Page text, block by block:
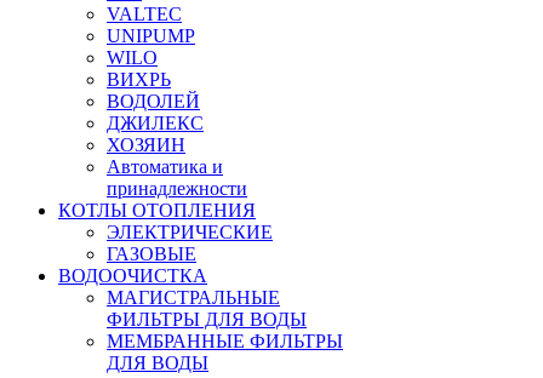
VALTEC
UNIPUMP
WILO
ВИХРЬ
ВОДОЛЕЙ
ДЖИЛЕКС
ХОЗЯИН
Автоматика и
принадлежности
КОТЛЫ ОТОПЛЕНИЯ
ЭЛЕКТРИЧЕСКИЕ
ГАЗОВЫЕ
ВОДООЧИСТКА
МАГИСТРАЛЬНЫЕ
ФИЛЬТРЫ ДЛЯ ВОДЫ
МЕМБРАННЫЕ ФИЛЬТРЫ
ДЛЯ ВОДЫ